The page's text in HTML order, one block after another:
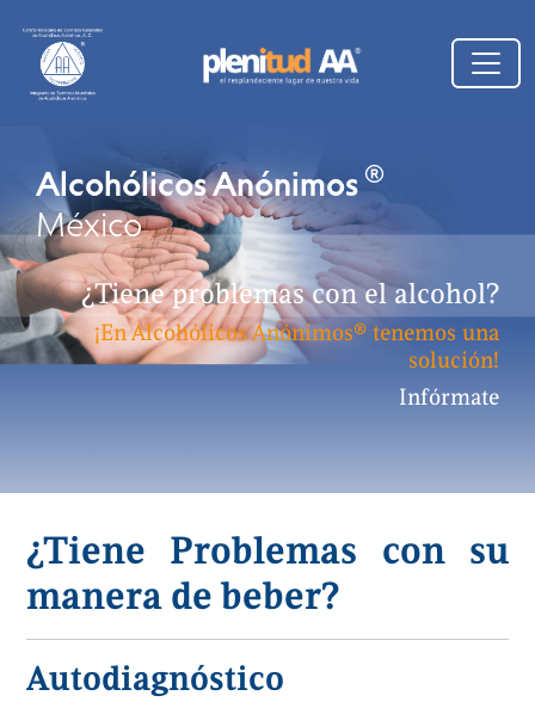
Alcohólicos Anónimos®
México
¿Tiene problemas con el alcohol?
¡En Alcohólicos Anónimos® tenemos una
solución!
Infórmate
¿Tiene Problemas con su
manera de beber?
Autodiagnóstico